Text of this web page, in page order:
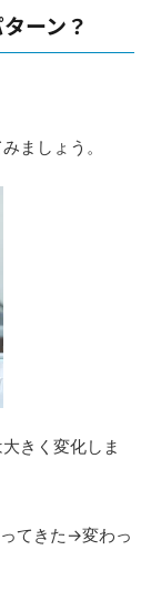
ーン？
ましょう。
きく変化しま
てきた→変わっ